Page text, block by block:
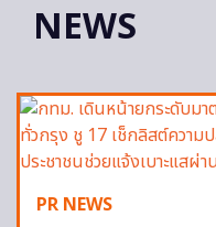
NEWS
PR NEWS